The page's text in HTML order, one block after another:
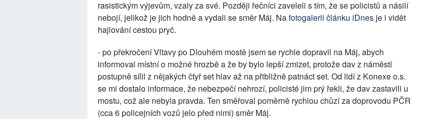
rasistickým výjevům, vzaly za své. Později řečníci zaveleli s tím, že se policistů a násilí
nebojí, jelikož je jich hodně a vydali se směr Máj. Nafotogalerii článku iDnes je i vidět
hajlování cestou pryč.
- po překročení Vltavy po Dlouhém mostě jsem se rychle dopravil na Máj, abych
informoval místní o možné hrozbě a že by bylo lepší zmizet, protože dav z náměstí
postupně sílil z nějakých čtyř set hlav až na přibližně patnáct set. Od lidí z Konexe o.s.
se mi dostalo informace, že nebezpečí nehrozí, policisté jim prý řekli, že dav zastavili u
mostu, což ale nebyla pravda. Ten směřoval poměrně rychlou chůzí za doprovodu PČR
(cca 6 policejních vozů jelo před nimi) směr Máj.